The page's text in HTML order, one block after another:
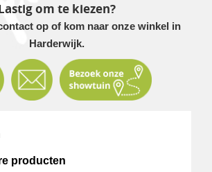
om te kiezen?
op of kom naar onze winkel in
Harderwijk.
producten